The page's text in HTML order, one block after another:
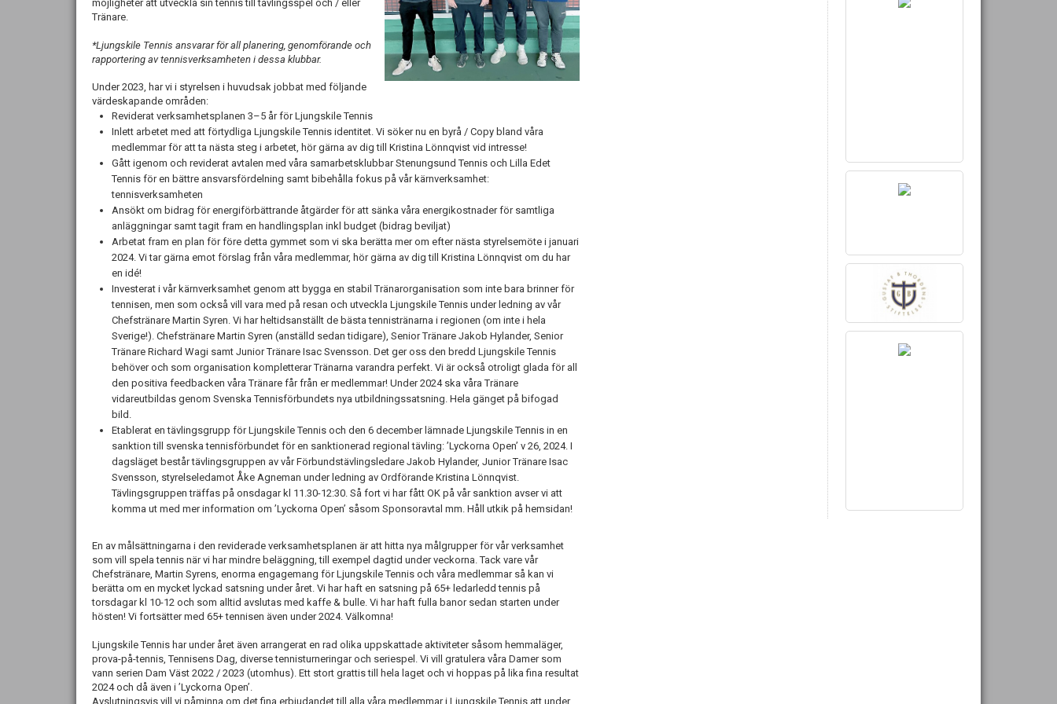
möjligheter att utveckla sin tennis till tävlingsspel och / eller
Tränare.
*Ljungskile Tennis ansvarar för all planering, genomförande och
rapportering av tennisverksamheten i dessa klubbar.
Under 2023, har vi i styrelsen i huvudsak jobbat med följande
värdeskapande områden:
Reviderat verksamhetsplanen 3–5 år för Ljungskile Tennis
Inlett arbetet med att förtydliga Ljungskile Tennis identitet. Vi söker nu en byrå / Copy bland våra
medlemmar för att ta nästa steg i arbetet, hör gärna av dig till Kristina Lönnqvist vid intresse!
Gått igenom och reviderat avtalen med våra samarbetsklubbar Stenungsund Tennis och Lilla Edet
Tennis för en bättre ansvarsfördelning samt bibehålla fokus på vår kärnverksamhet:
tennisverksamheten
Ansökt om bidrag för energiförbättrande åtgärder för att sänka våra energikostnader för samtliga
anläggningar samt tagit fram en handlingsplan inkl budget (bidrag beviljat)
Arbetat fram en plan för före detta gymmet som vi ska berätta mer om efter nästa styrelsemöte i januari
2024. Vi tar gärna emot förslag från våra medlemmar, hör gärna av dig till Kristina Lönnqvist om du har
en idé!
Investerat i vår kärnverksamhet genom att bygga en stabil Tränarorganisation som inte bara brinner för
tennisen, men som också vill vara med på resan och utveckla Ljungskile Tennis under ledning av vår
Chefstränare Martin Syren. Vi har heltidsanställt de bästa tennistränarna i regionen (om inte i hela
Sverige!). Chefstränare Martin Syren (anställd sedan tidigare), Senior Tränare Jakob Hylander, Senior
Tränare Richard Wagi samt Junior Tränare Isac Svensson. Det ger oss den bredd Ljungskile Tennis
behöver och som organisation kompletterar Tränarna varandra perfekt. Vi är också otroligt glada för all
den positiva feedbacken våra Tränare får från er medlemmar! Under 2024 ska våra Tränare
vidareutbildas genom Svenska Tennisförbundets nya utbildningssatsning. Hela gänget på bifogad
bild.
Etablerat en tävlingsgrupp för Ljungskile Tennis och den 6 december lämnade Ljungskile Tennis in en
sanktion till svenska tennisförbundet för en sanktionerad regional tävling: ’Lyckorna Open’ v 26, 2024. I
dagsläget består tävlingsgruppen av vår Förbundstävlingsledare Jakob Hylander, Junior Tränare Isac
Svensson, styrelseledamot Åke Agneman under ledning av Ordförande Kristina Lönnqvist.
Tävlingsgruppen träffas på onsdagar kl 11.30-12:30. Så fort vi har fått OK på vår sanktion avser vi att
komma ut med mer information om ’Lyckorna Open’ såsom Sponsoravtal mm. Håll utkik på hemsidan!
En av målsättningarna i den reviderade verksamhetsplanen är att hitta nya målgrupper för vår verksamhet
som vill spela tennis när vi har mindre beläggning, till exempel dagtid under veckorna. Tack vare vår
Chefstränare, Martin Syrens, enorma engagemang för Ljungskile Tennis och våra medlemmar så kan vi
berätta om en mycket lyckad satsning under året. Vi har haft en satsning på 65+ ledarledd tennis på
torsdagar kl 10-12 och som alltid avslutas med kaffe & bulle. Vi har haft fulla banor sedan starten under
hösten! Vi fortsätter med 65+ tennisen även under 2024. Välkomna!
Ljungskile Tennis har under året även arrangerat en rad olika uppskattade aktiviteter såsom hemmaläger,
prova-på-tennis, Tennisens Dag, diverse tennisturneringar och seriespel. Vi vill gratulera våra Damer som
vann serien Dam Väst 2022 / 2023 (utomhus). Ett stort grattis till hela laget och vi hoppas på lika fina resultat
2024 och då även i ’Lyckorna Open’.
Avslutningsvis vill vi påminna om det fina erbjudandet till alla våra medlemmar i Ljungskile Tennis att under